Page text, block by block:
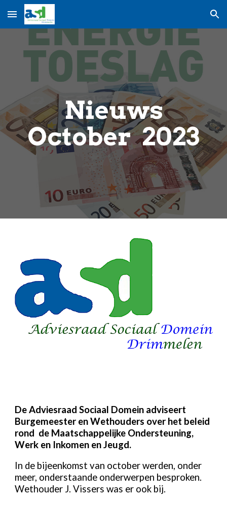
Skip to main content Skip to navigation
Nieuws
October2023
De Adviesraad Sociaal Domein adviseert
Burgemeester en Wethouders over het beleid
rond de Maatschappelijke Ondersteuning,
Werk en Inkomen en Jeugd.
In de bijeenkomst van octoberwerden, onder
meer, onderstaande onderwerpen besproken.
Wethouder J. Visserswas er ook bij.